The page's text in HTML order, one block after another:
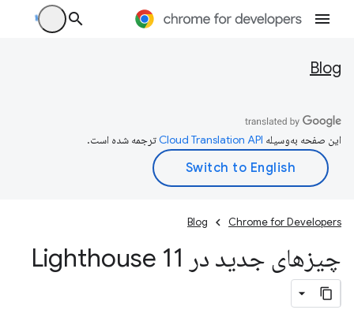
Blog
این صفحه به‌وسیله ترجمه شده است.
Chrome for Developers
Blog
چیزهای جدید در Lighthouse 11